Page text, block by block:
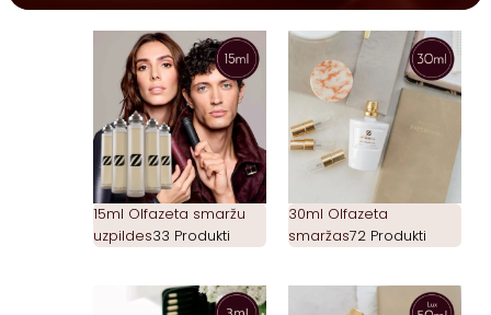
15ml Olfazeta smaržu
uzpildes33 Produkti
30ml Olfazeta
smaržas72 Produkti